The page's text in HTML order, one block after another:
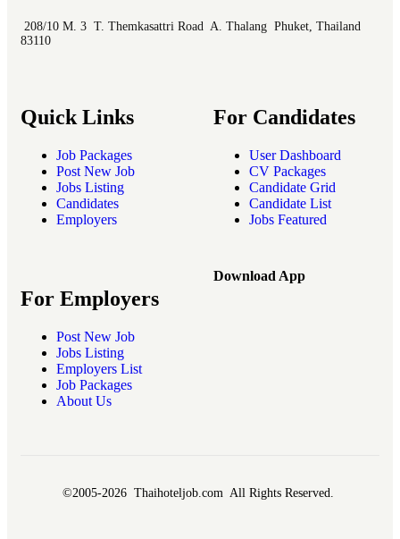
208/10 M. 3 T. Themkasattri Road A. Thalang Phuket, Thailand
83110
Quick Links
Job Packages
Post New Job
Jobs Listing
Candidates
Employers
For Candidates
User Dashboard
CV Packages
Candidate Grid
Candidate List
Jobs Featured
For Employers
Post New Job
Jobs Listing
Employers List
Job Packages
About Us
Download App
©2005-2026 Thaihoteljob.com All Rights Reserved.